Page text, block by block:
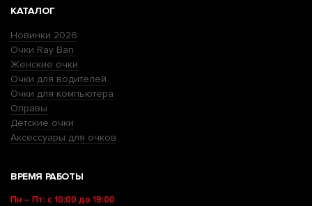
КАТАЛОГ
Новинки 2026
Очки Ray Ban
Женские очки
Очки для водителей
Очки для компьютера
Оправы
Детские очки
Аксессуары для очков
ВРЕМЯ РАБОТЫ
Пн – Пт: с 10:00 до 19:00